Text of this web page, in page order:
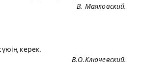
В. Маяковский.
керек.
В.О.Ключевский.